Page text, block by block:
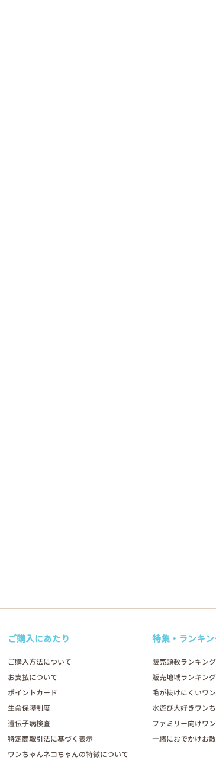
ご購入にあたり
ご購入方法について
お支払について
ポイントカード
生命保障制度
遺伝子病検査
特定商取引法に基づく表示
ワンちゃんネコちゃんの特徴について
特集・ランキ
販売頭数ランキング
販売地域ランキング
毛が抜けにくいワ
水遊び大好きワン
ファミリー向けワ
一緒におでかけお